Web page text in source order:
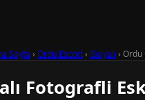
Sayfa › Ordu Escort› Gülyalı › Ordu
Fotografli